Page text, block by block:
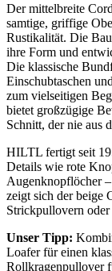
Der mittelbreite
samtige, griffige
Rustikalität. Die
ihre Form und
Die klassische
Einschubtaschen
zum vielseitigen
bietet großzügige
Schnitt, der nie aus
HILTL fertigt seit
Details wie rote
Augenknopflöcher
zeigt sich der beige
Strickpullovern
Unser Tipp:
Loafer für einen
Rollkragenpullover